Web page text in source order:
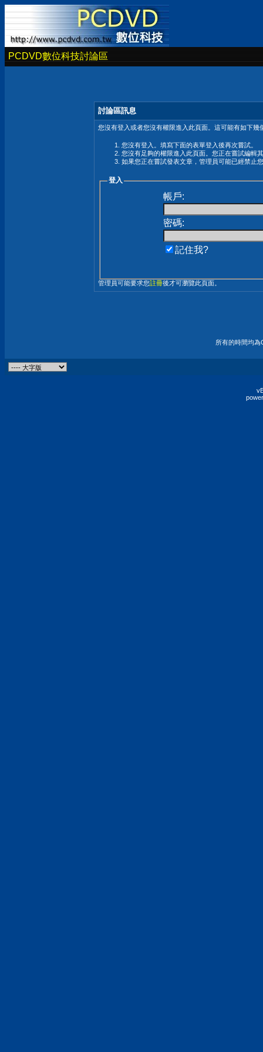
PCDVD數位科技討論區
討論區訊息
您沒有登入或者您沒有權限進入此頁面。這可能有如下幾
您沒有登入。填寫下面的表單登入後再次嘗試。
您沒有足夠的權限進入此頁面。您正在嘗試編輯
如果您正在嘗試發表文章，管理員可能已經禁止
登入
帳戶:
密碼:
記住我?
管理員可能要求您註冊後才可瀏覽此頁面。
所有的時間均為